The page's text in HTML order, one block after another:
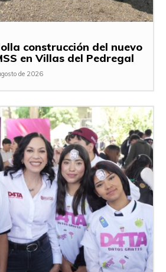
construcción del nuevo
en Villas del Pedregal
de 2026